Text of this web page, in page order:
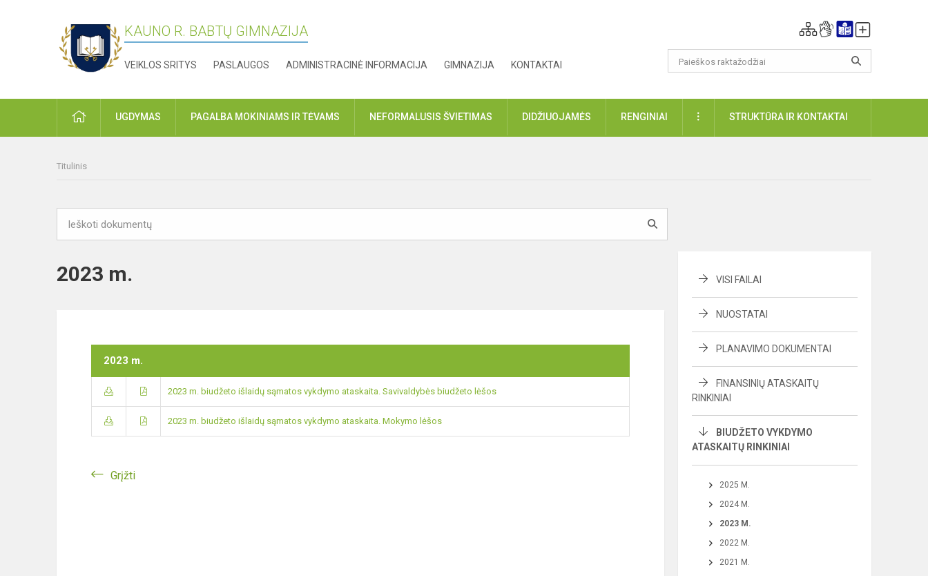
KAUNO R. BABTŲ GIMNAZIJA
VEIKLOS SRITYS PASLAUGOS ADMINISTRACINĖ INFORMACIJA GIMNAZIJA KONTAKTAI
PRADŽIAUGDYMAS PAGALBA MOKINIAMS IR TĖVAMS NEFORMALUSIS ŠVIETIMAS DIDŽIUOJAMĖS RENGINIAI DAUGIAUSTRUKTŪRA IR KONTAKTAI
Titulinis
2023 m.
2023 m.
2023 m. biudžeto išlaidų sąmatos vykdymo ataskaita. Savivaldybės biudžeto lėšos
2023 m. biudžeto išlaidų sąmatos vykdymo ataskaita. Mokymo lėšos
Grįžti
VISI FAILAI
NUOSTATAI
PLANAVIMO DOKUMENTAI
FINANSINIŲ ATASKAITŲ
RINKINIAI
BIUDŽETO VYKDYMO
ATASKAITŲ RINKINIAI
2025 M.
2024 M.
2023 M.
2022 M.
2021 M.